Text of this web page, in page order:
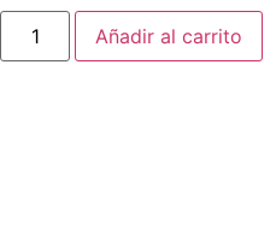
Añadir al carrito